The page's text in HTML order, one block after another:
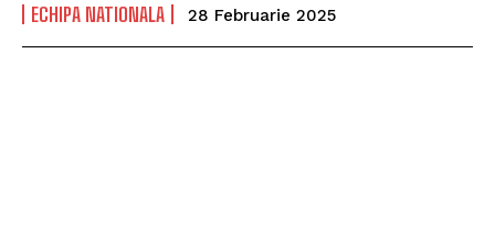
ECHIPA NATIONALA 28 Februarie 2025